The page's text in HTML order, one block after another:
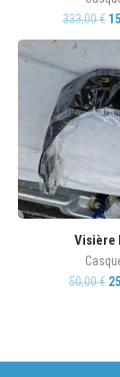
333,00€
Visière
50,00€